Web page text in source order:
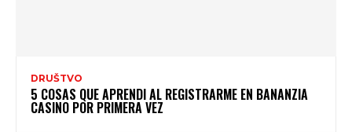
DRUŠTVO
5 COSAS QUE APRENDI AL REGISTRARME EN BANANZIA
CASINO POR PRIMERA VEZ